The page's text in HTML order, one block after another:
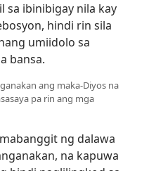
sa ibinibigay nila kay
hindi rin sila
umiidolo sa
bansa.
ang maka-Diyos na
pa rin ang mga
ng dalawa
na kapuwa